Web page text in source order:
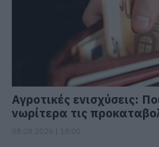
Αγροτικές ενισχύσεις:
νωρίτερα τις